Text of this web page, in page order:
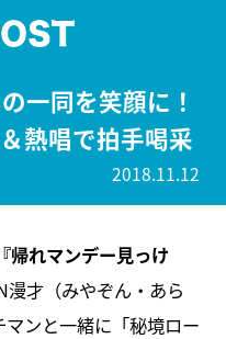
一同を笑顔に！
熱唱で拍手喝采
2018.11.12
『帰れマンデー見っけ
漫才（みやぞん・あら
ンと一緒に「秘境ロー